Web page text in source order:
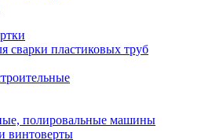
сварки пластиковых труб
полировальные машины
винтоверты